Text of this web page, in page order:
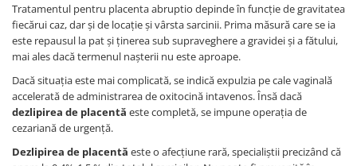
Tratamentul pentru placenta abruptio depinde în funcție de gravitatea
fiecărui caz, dar și de locație și vârsta sarcinii. Prima măsură care se ia
este repausul la pat și ținerea sub supraveghere a gravidei și a fătului,
mai ales dacă termenul nașterii nu este aproape.
Dacă situația este mai complicată, se indică expulzia pe cale vaginală
accelerată de administrarea de oxitocină intavenos. Însă dacă
dezlipirea de placentă este completă, se impune operația de
cezariană de urgență.
Dezlipirea de placentă este o afecțiune rară, specialiștii precizând că